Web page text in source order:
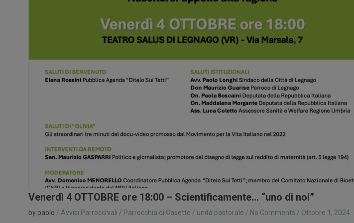
Venerdì 4 OTTOBRE ore 18:00 – Scientificamente… “uno di noi”
by paolo / Avvisi Parrocchiali / Parrocchia di Casette / unità pastorale / No Comments / Ottobre 1, 2024